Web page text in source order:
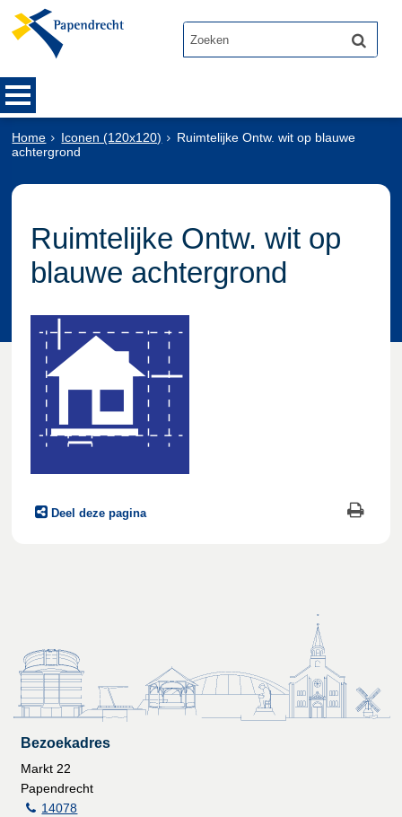
Home Iconen (120x120)
Ruimtelijke Ontw. wit op blauwe
achtergrond
Ruimtelijke Ontw. wit op
blauwe achtergrond
Deel deze pagina
Bezoekadres
Markt 22
Papendrecht
14078